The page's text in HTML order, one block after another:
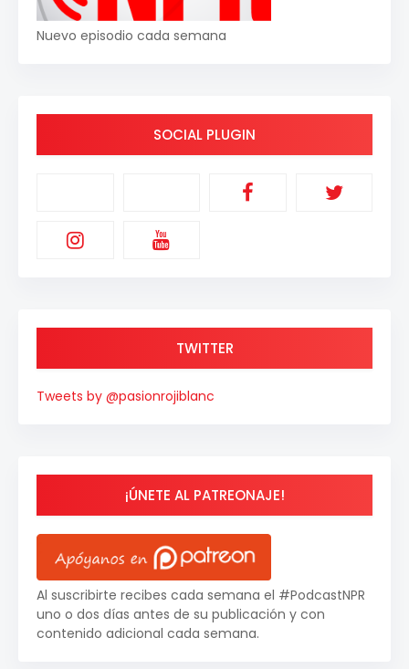
Nuevo episodio cada semana
SOCIAL PLUGIN
TWITTER
Tweets by @pasionrojiblanc
¡ÚNETE AL PATREONAJE!
Al suscribirte recibes cada semana el #PodcastNPR
uno o dos días antes de su publicación y con
contenido adicional cada semana.